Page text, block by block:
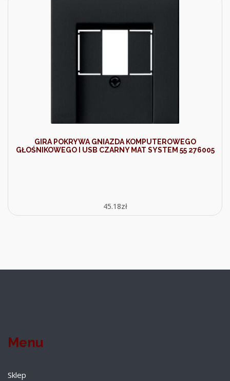
GIRA POKRYWA GNIAZDA KOMPUTEROWEGO
GŁOŚNIKOWEGO I USB CZARNY MAT SYSTEM 55 276005
45.18zł
Menu
Sklep